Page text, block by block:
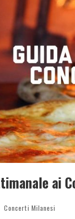
ai
Concerti Milanesi